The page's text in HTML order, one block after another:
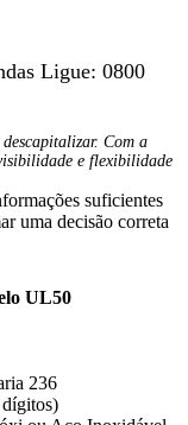
Ligue: 0800
descapitalizar. Com a
e flexibilidade
suficientes
uma decisão correta
UL50
236